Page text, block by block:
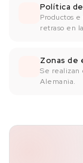
Política
Productos
retraso en
Zonas de
Se realizan
Alemania.